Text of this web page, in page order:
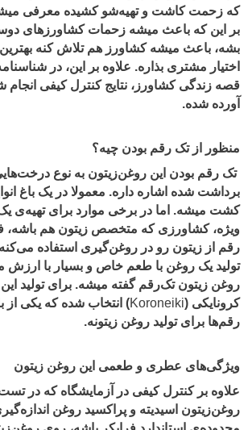
که زحمت کاشت و تهیه‌شو کشیده معرفی میشه.
بر این که باعث میشه زحمات کشاورزهای
بشه، باعث میشه کشاورز هم تلاش کنه
اختیار مشتری بذاره. علاوه بر این، در
قصه زندگی کشاورز، نتایج کنترل کیفی انجام
آورده شده.
منظور از تک رقم بودن چیه؟
تک رقم بودن این روغن‌زیتون به نوع
برداشت شده اشاره داره. معمولا در یک باغ
کشت میشه. اما در برخی موارد برای تهیه‌ی
ویژه، کشاورزی که متخصص زیتون هم باشه،
رقم از زیتون رو در روغن‌گیری استفاده می‌کنه و
تولید یک روغن با طعم خاص و بسیار با ارزش
روغن زیتون تک‌رقم گفته میشه. برای تولید این
کرونایکی ( Koroneiki) انتخاب شده که یکی از با
رقم‌ها برای تولید روغن زیتونه.
ویژگی‌های عطری و طعمی این روغن زیتون
علاوه بر کنترل کیفی در آزمایشگاه که در
روغن‌زیتون اسیدیته و پراکسید روغن اندازه‌گیری